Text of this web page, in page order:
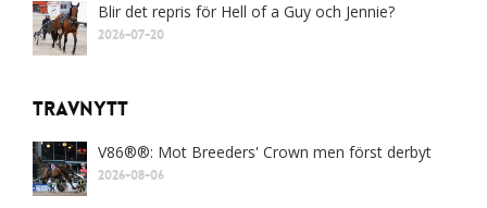
Blir det repris för Hell of a Guy och Jennie?
2026-07-20
Travnytt
V86®®: Mot Breeders' Crown men först derbyt
2026-08-06